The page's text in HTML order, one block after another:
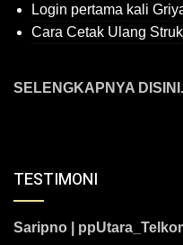
Login pertama kali
Cara Cetak Ulang
SELENGKAPNYA
TESTIMONI
Saripno |